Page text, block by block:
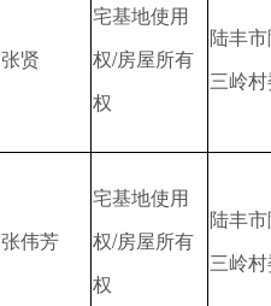
张贤
宅基地使用
权/房屋所有
权
陆丰
三岭
张伟芳
宅基地使用
权/房屋所有
权
陆丰
三岭